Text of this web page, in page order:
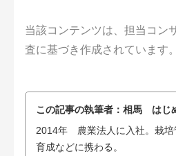
当該コンテンツは、担当コン
査に基づき作成されています。
この記事の執筆者： 相馬 はじ
2014年 農業法人に入社。栽培
育成などに携わる。